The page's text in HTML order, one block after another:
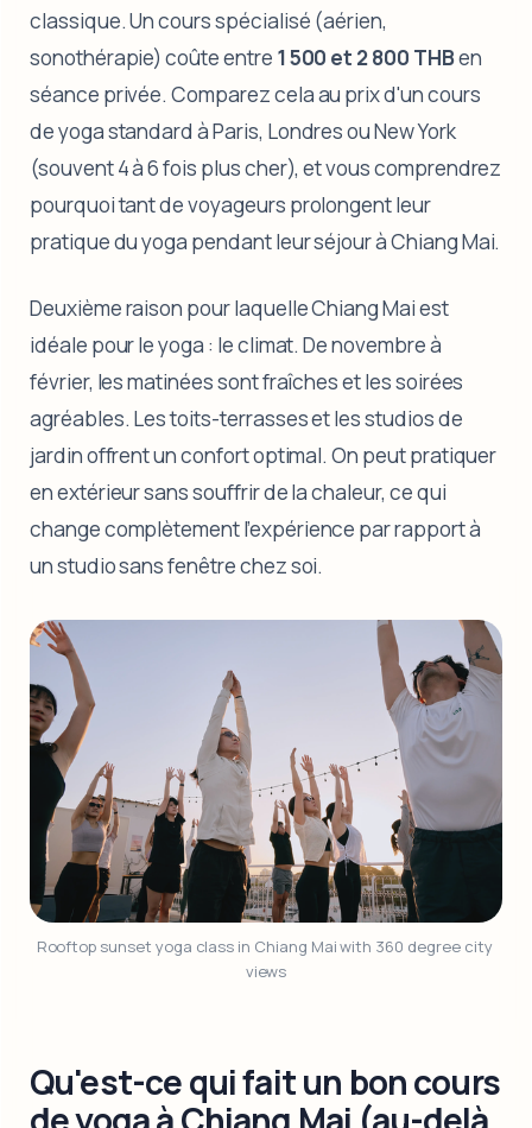
classique. Un cours spécialisé (aérien,
sonothérapie) coûte entre 1 500 et 2 800 THBen
séance privée. Comparez cela au prix d'un cours
de yoga standard à Paris, Londres ou New York
(souvent 4 à 6 fois plus cher), et vous comprendrez
pourquoi tant de voyageurs prolongent leur
pratique du yoga pendant leur séjour à Chiang Mai.
Deuxième raison pour laquelle Chiang Mai est
idéale pour le yoga : le climat. De novembre à
février, les matinées sont fraîches et les soirées
agréables. Les toits-terrasses et les studios de
jardin offrent un confort optimal. On peut pratiquer
en extérieur sans souffrir de la chaleur, ce qui
change complètement l’expérience par rapport à
un studio sans fenêtre chez soi.
Rooftop sunset yoga class in Chiang Mai with 360 degree city
views
Qu'est-ce qui fait un bon cours